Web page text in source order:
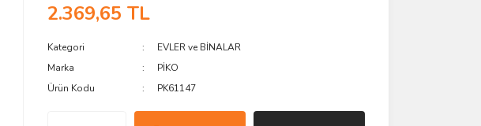
2.369,65 TL
Kategori
EVLER ve BİNALAR
Marka
PİKO
Ürün Kodu
PK61147